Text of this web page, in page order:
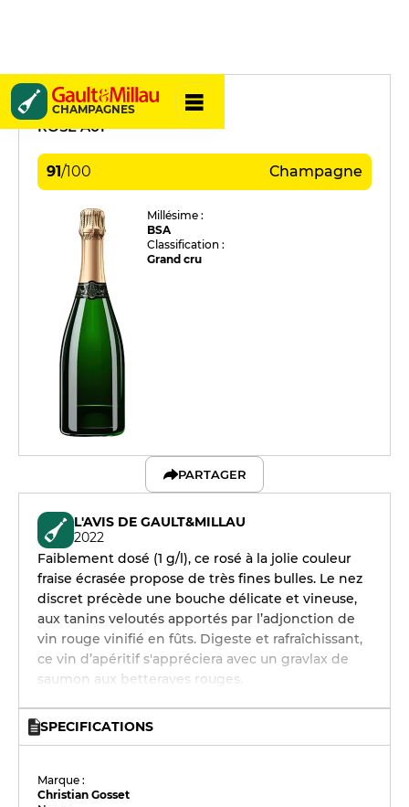
CHAMPAGNES
Christian Gosset
ROSÉ A01
91/100 Champagne
Millésime :
BSA
Classification :
Grand cru
PARTAGER
L'AVIS DE GAULT&MILLAU
2022
Faiblement dosé (1 g/l), ce rosé à la jolie couleur
fraise écrasée propose de très fines bulles. Le nez
discret précède une bouche délicate et vineuse,
aux tanins veloutés apportés par l’adjonction de
vin rouge vinifié en fûts. Digeste et rafraîchissant,
ce vin d’apéritif s'appréciera avec un gravlax de
saumon aux betteraves rouges.
SPECIFICATIONS
Marque :
Christian Gosset